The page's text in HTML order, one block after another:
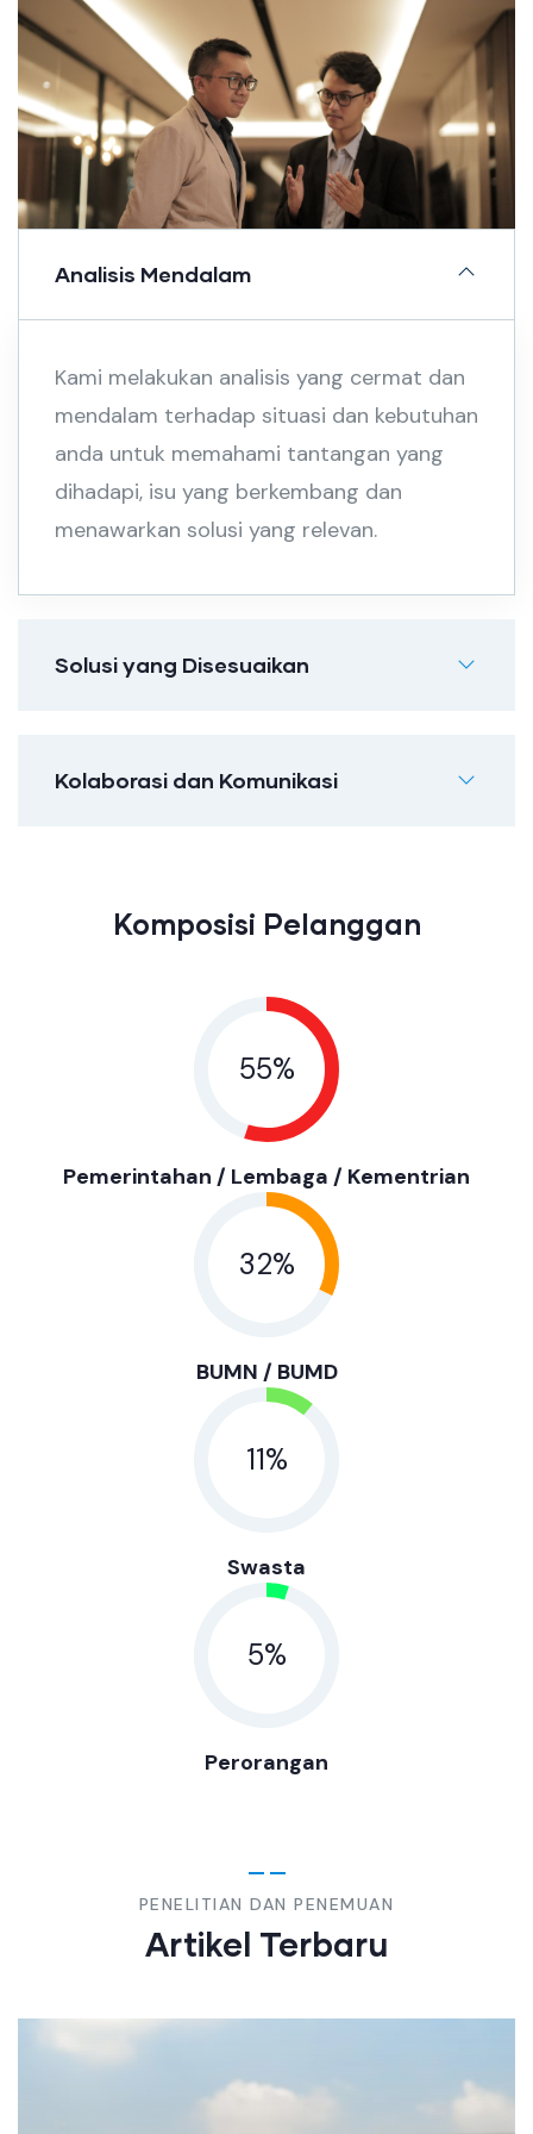
Analisis Mendalam
Kami melakukan analisis yang cermat dan
mendalam terhadap situasi dan kebutuhan
anda untuk memahami tantangan yang
dihadapi, isu yang berkembang dan
menawarkan solusi yang relevan.
Solusi yang Disesuaikan
Kolaborasi dan Komunikasi
Komposisi Pelanggan
55%
Pemerintahan / Lembaga / Kementrian
32%
BUMN / BUMD
11%
Swasta
5%
Perorangan
PENELITIAN DAN PENEMUAN
Artikel Terbaru